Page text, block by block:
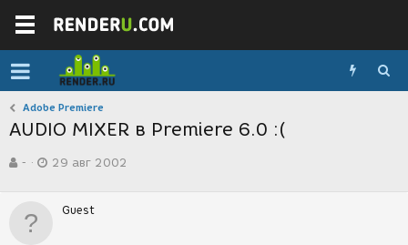
Adobe Premiere
AUDIO MIXER в Premiere 6.0 :(
в
р
-
а
29 авг 2002
Guest